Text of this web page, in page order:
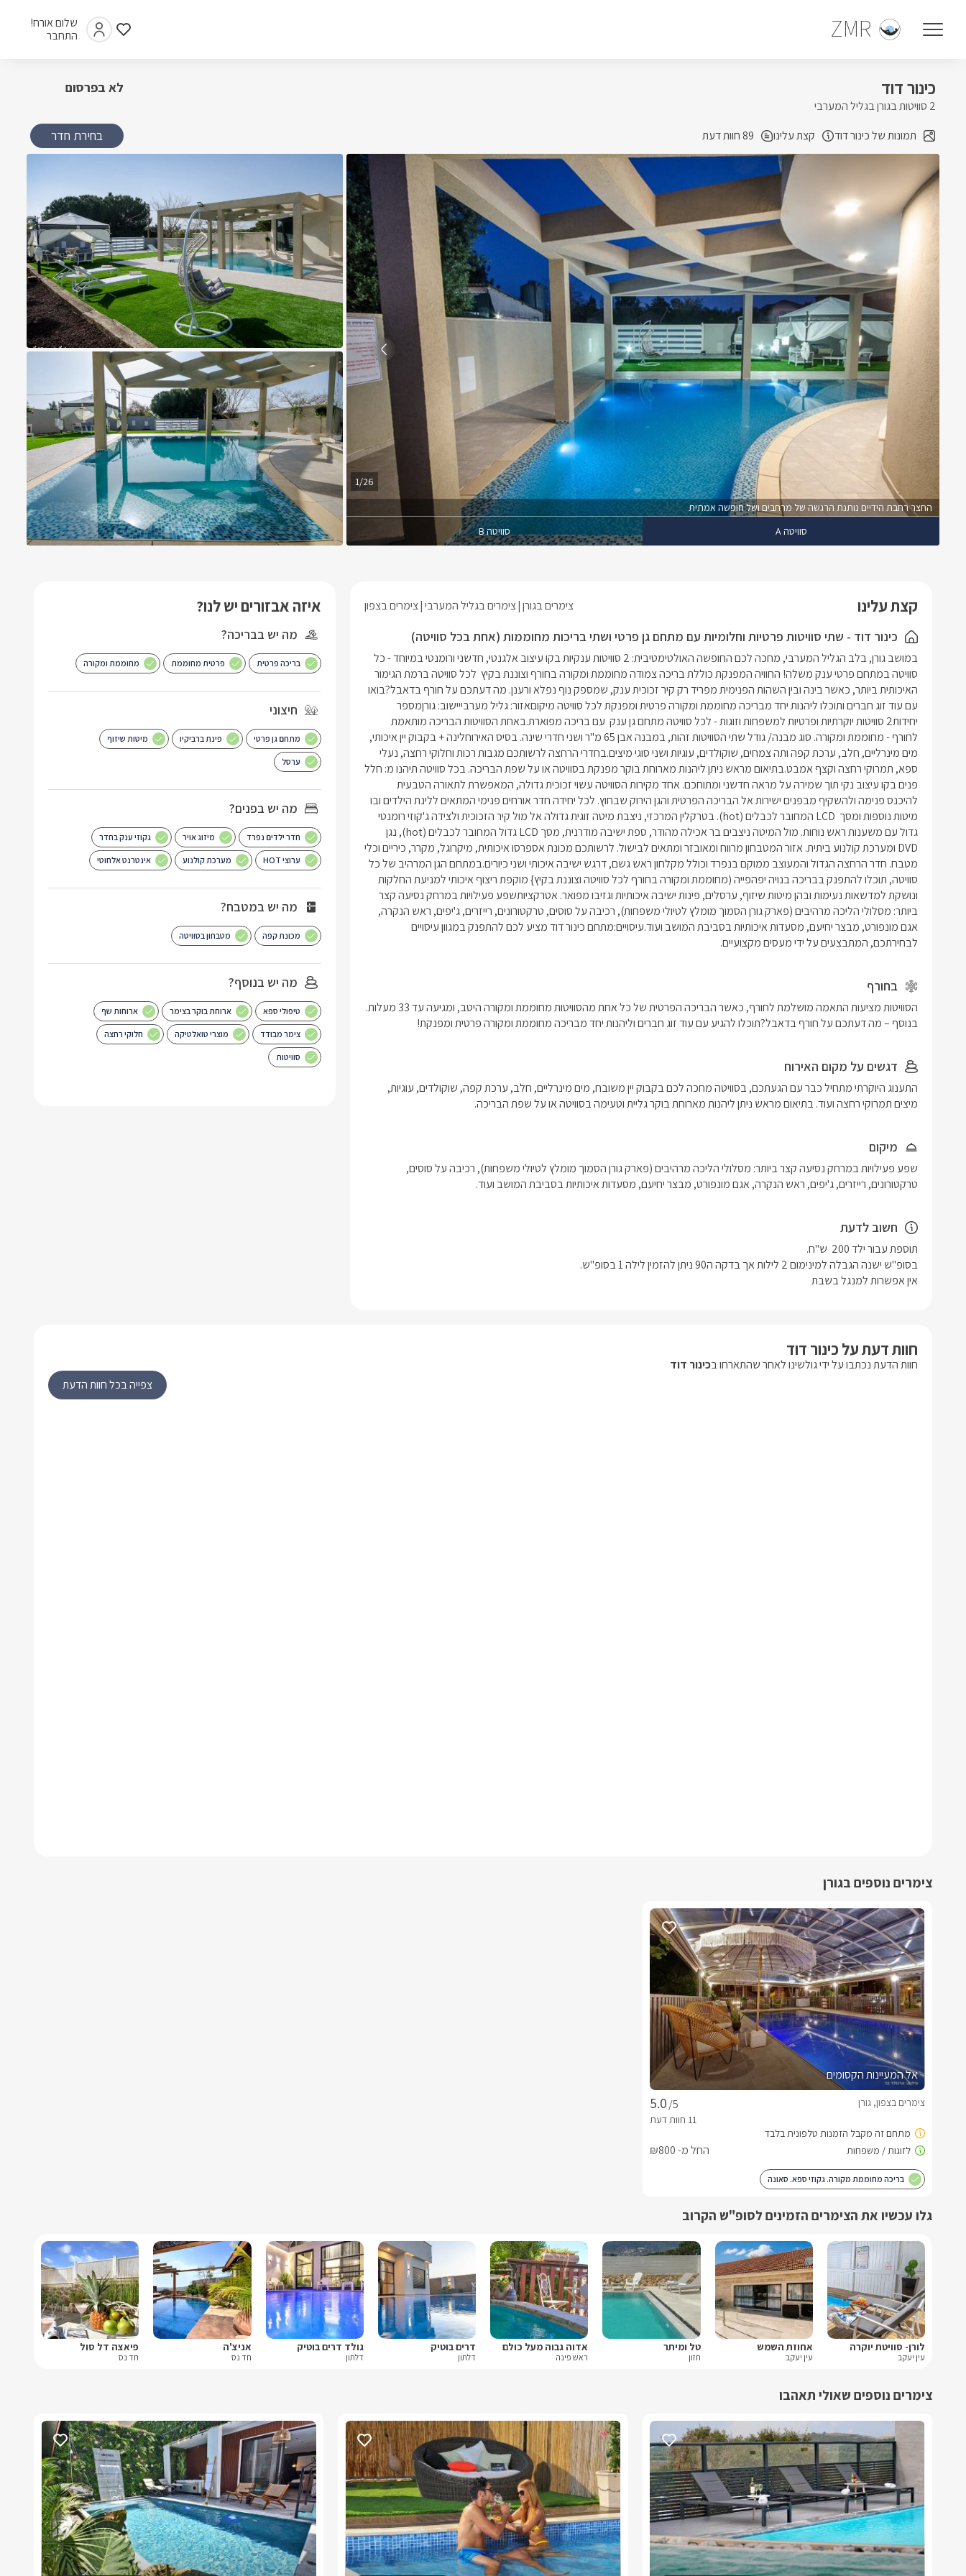
ZMR
שלום אורח!
התחבר
כינור דוד
2 סוויטות בגורן בגליל המערבי
תמונות של כינור דוד
קצת עלינו 89 חוות דעת
לא בפרסום
בחירת חדר
החצר רחבת הידיים נותנת הרגשה של מרחבים ושל חופשה אמתית
1/26
סוויטה A סוויטה B
קצת עלינו צימרים בגורן צימרים בגליל המערבי צימרים בצפון
כינור דוד - שתי סוויטות פרטיות וחלומיות עם מתחם גן פרטי ושתי בריכות מחוממות (אחת בכל סוויטה)
לבחירתכם, המתבצעים על ידי מעסים מקצועיים.
בחורף
בנוסף – מה דעתכם על חורף בדאבל?תוכלו להגיע עם עוד זוג חברים וליהנות יחד מבריכה מחוממת ומקורה פרטית ומפנקת!
דגשים על מקום האירוח
מיצים תמרוקי רחצה ועוד. בתיאום מראש ניתן ליהנות מארוחת בוקר גליית וטעימה בסוויטה או על שפת הבריכה.
מיקום
טרקטורונים, רייזרים, ג'יפים, ראש הנקרה, אגם מונפורט, מבצר יחיעם, מסעדות איכותיות בסביבת המושב ועוד.
חשוב לדעת
אין אפשרות למנגל בשבת
איזה אבזורים יש לנו?
מה יש בבריכה?
בריכה פרטית פרטית מחוממת מחוממת ומקורה
חיצוני
מתחם גן פרטי פינת ברביקיו מיטות שיזוף
ערסל
מה יש בפנים?
חדר ילדים נפרד מיזוג אויר גקוזי ענק בחדר
ערוצי HOT מערכת קולנוע אינטרנט אלחוטי
מה יש במטבח?
מכונת קפה מטבחון בסוויטה
מה יש בנוסף?
טיפולי ספא ארוחת בוקר בצימר ארוחות שף
צימר מבודד מוצרי טואלטיקה חלוקי רחצה
סוויטות
חוות דעת על כינור דוד
חוות הדעת נכתבו על ידי גולשינו לאחר שהתארחו בכינור דוד
צפייה בכל חוות הדעת
צימרים נוספים בגורן
אל המעיינות הקסומים
/5
צימרים בצפון, גורן
החל מ- ₪800
בריכה מחוממת מקורה. גקוזי ספא. סאונה
גלו עכשיו את הצימרים הזמינים לסופ"ש הקרוב
לורן- סוויטת יוקרה
עין יעקב
אחוזת השמש
עין יעקב
טל ומיתר
חזון
אדוה גבוה מעל כולם
ראש פינה
דרים בוטיק
דלתון
גולד דרים בוטיק
דלתון
אניצ'ה
חד נס
פיאצה דל סול
חד נס
צימרים נוספים שאולי תאהבו